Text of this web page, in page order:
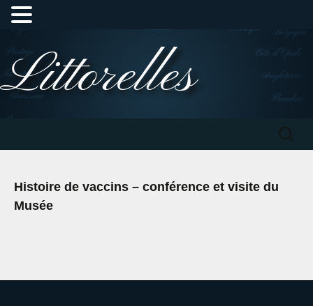
au
contenu
Littorelles
Histoire de vaccins – conférence et visite du
Musée